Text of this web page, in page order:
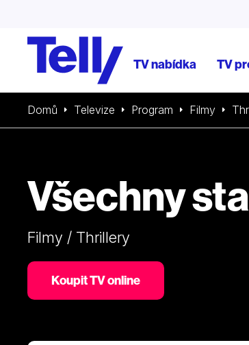
TV nabídka TV
Domů Televize Program Filmy
Všechny
Filmy / Thrillery
Koupit TV online